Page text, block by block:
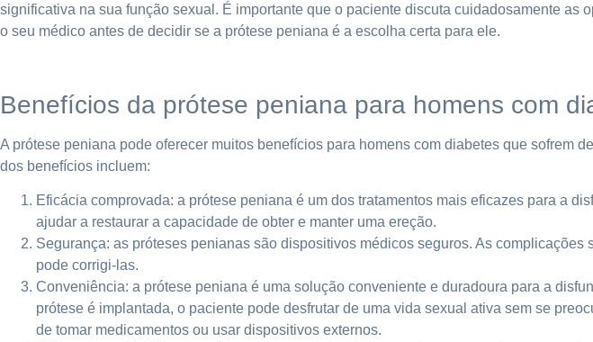
significativa na sua função sexual. É importante que o paciente discuta cuidadosamente as
o seu médico antes de decidir se a prótese peniana é a escolha certa para ele.
Benefícios da prótese peniana para homens com
A prótese peniana pode oferecer muitos benefícios para homens com diabetes que sofrem
dos benefícios incluem:
Eficácia comprovada: a prótese peniana é um dos tratamentos mais eficazes para a
ajudar a restaurar a capacidade de obter e manter uma ereção.
Segurança: as próteses penianas são dispositivos médicos seguros. As complicações
pode corrigi-las.
Conveniência: a prótese peniana é uma solução conveniente e duradoura para a
prótese é implantada, o paciente pode desfrutar de uma vida sexual ativa sem se
de tomar medicamentos ou usar dispositivos externos.